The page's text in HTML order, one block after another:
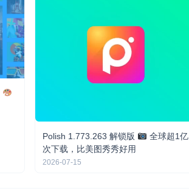
Polish 1.773.263 解锁版
全球超1亿
次下载，比美图秀秀好用
2026-07-15